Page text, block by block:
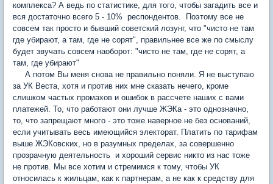
комплекса? А ведь по статистике, для того, чтобы загадить все и
вся достаточно всего 5 - 10% респондентов. Поэтому все не
совсем так просто и бывший советский лозунг, что "чисто не там
где убирают, а там, где не сорят", правильнее все же по смыслу
будет звучать совсем наоборот: "чисто не там, где не сорят, а
там, где убирают"
А потом Вы меня снова не правильно поняли. Я не выступаю
за УК Веста, хотя и против них мне сказать нечего, кроме
слишком частых промахов и ошибок в рассчете наших с вами
платежей. То, что работают они лучше ЖЭКа - это однозначно,
то, что запрещают много - это тоже наверное не без оснований,
если учитывать весь имеющийся электорат. Платить по тарифам
выше ЖЭКовских, но в разумных пределах, за совершенно
прозрачную деятельность и хороший сервис никто из нас тоже
не против. Мы все хотим и стремимся к тому, чтобы УК
относилась к жильцам, как к партнерам, а не как к средству для